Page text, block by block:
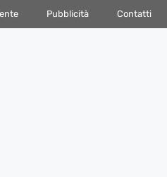
Pubblicità Contatti